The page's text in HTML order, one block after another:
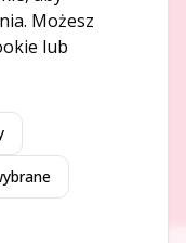
Możesz
lub